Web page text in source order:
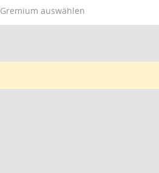
Gremium auswählen